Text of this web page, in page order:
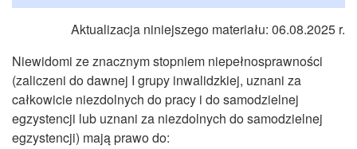
MULTIMEDIA
CZASOPISMA
INSTYTUT TYFLOLOGICZNY
KONTAKT
1,5%
Aktualizacja niniejszego materiału: 06.08.2025 r.
Niewidomi ze znacznym stopniem niepełnosprawności
(zaliczeni do dawnej I grupy inwalidzkiej, uznani za
całkowicie niezdolnych do pracy i do samodzielnej
egzystencji lub uznani za niezdolnych do samodzielnej
egzystencji) mają prawo do: